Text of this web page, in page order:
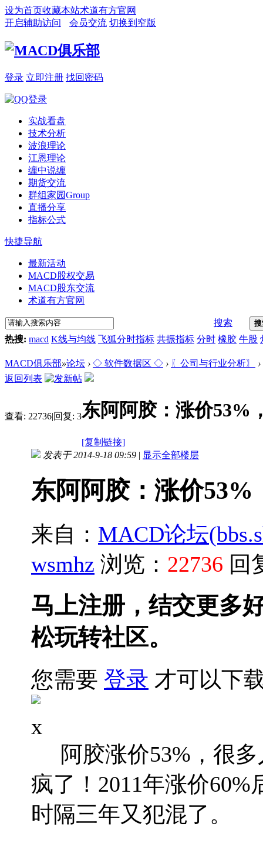
设为首页收藏本站术道有方官网
开启辅助访问
会员交流 切换到窄版
登录 立即注册 找回密码
实战看盘
技术分析
波浪理论
江恩理论
缠中说缠
期货交流
群组家园Group
直播分享
指标公式
快捷导航
最新活动
MACD股权交易
MACD股东交流
术道有方官网
搜索
热搜: macd K线与均线 飞狐分时指标 共振指标 分时 橡胶 牛股
MACD俱乐部»论坛 › ◇ 软件数据区 ◇ › 〖公司与行业分析〗
›
返回列表
查看: 22736|回复: 3东阿阿胶：涨价53%
[复制链接]
发表于 2014-9-18 09:59 | 显示全部楼层
东阿阿胶：涨价53%
来自： MACD论坛
wsmhz 浏览： 22736 回
马上注册，结交更多
松玩转社区。
您需要 登录 才可以下
x
阿胶涨价53%，很多
疯了！2011年涨价
时隔三年又犯混了。